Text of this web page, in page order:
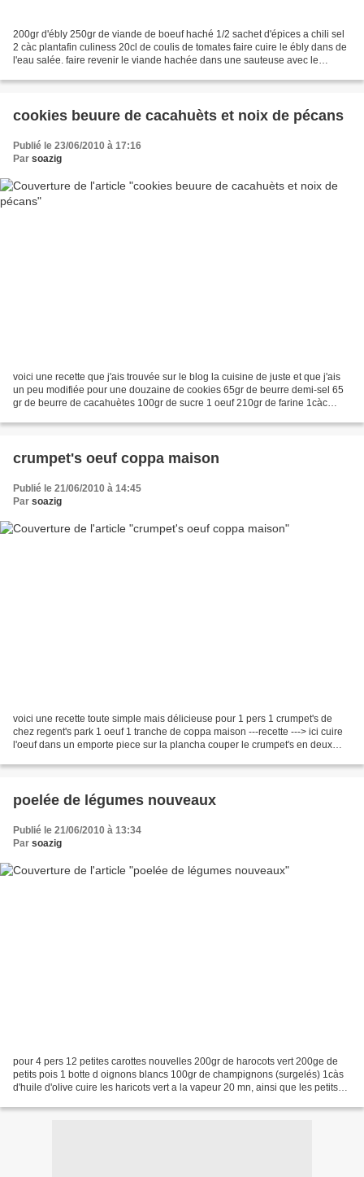
200gr d'ébly 250gr de viande de boeuf haché 1/2 sachet d'épices a chili sel
2 càc plantafin culiness 20cl de coulis de tomates faire cuire le ébly dans de
l'eau salée. faire revenir le viande hachée dans une sauteuse avec le
cookies beuure de cacahuèts et noix de pécans
Publié le 23/06/2010 à 17:16
Par soazig
voici une recette que j'ais trouvée sur le blog la cuisine de juste et que j'ais
un peu modifiée pour une douzaine de cookies 65gr de beurre demi-sel 65
gr de beurre de cacahuètes 100gr de sucre 1 oeuf 210gr de farine 1càc
crumpet's oeuf coppa maison
Publié le 21/06/2010 à 14:45
Par soazig
voici une recette toute simple mais délicieuse pour 1 pers 1 crumpet's de
chez regent's park 1 oeuf 1 tranche de coppa maison ---recette ---> ici cuire
l'oeuf dans un emporte piece sur la plancha couper le crumpet's en deux
poelée de légumes nouveaux
Publié le 21/06/2010 à 13:34
Par soazig
pour 4 pers 12 petites carottes nouvelles 200gr de harocots vert 200ge de
petits pois 1 botte d oignons blancs 100gr de champignons (surgelés) 1càs
d'huile d'olive cuire les haricots vert a la vapeur 20 mn, ainsi que les petits